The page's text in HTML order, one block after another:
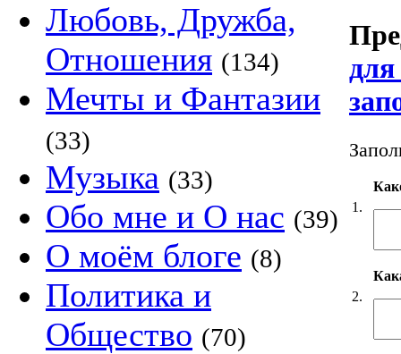
Любовь, Дружба,
Отношения (134)
Мечты и Фантазии
(33)
Музыка (33)
Обо мне и О нас (39)
О моём блоге (8)
Политика и
Общество (70)
для
1.
2.